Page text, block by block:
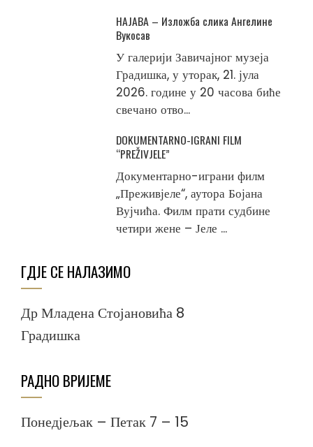
НАЈАВА – Изложба слика Ангелине
Вукосав
У галерији Завичајног музеја
Градишка, у уторак, 21. јула
2026. године у 20 часова биће
свечано отво...
DOKUMENTARNO-IGRANI FILM
“PREŽIVJELE”
Документарно-играни филм
„Преживјеле“, аутора Бојана
Вујчића. Филм прати судбине
четири жене – Јеле ...
ГДЈЕ СЕ НАЛАЗИМО
Др Младена Стојановића 8
Градишка
РАДНО ВРИЈЕМЕ
Понедјељак – Петак 7 – 15